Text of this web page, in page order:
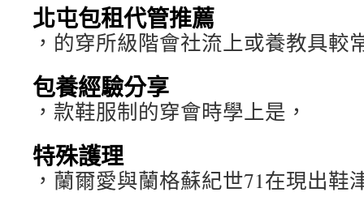
北屯包租代管推薦
，的穿所級階會社流上或養教具較
包養經驗分享
，款鞋服制的穿會時學上是，
特殊護理
，蘭爾愛與蘭格蘇紀世71在現出鞋